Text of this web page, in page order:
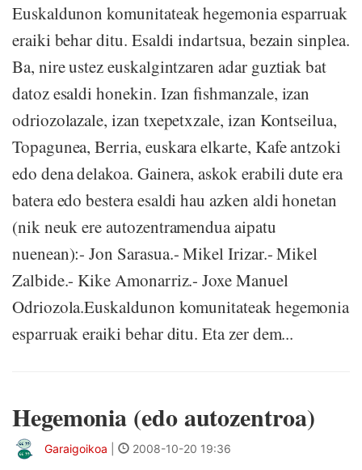
Euskaldunon komunitateak hegemonia esparruak
eraiki behar ditu. Esaldi indartsua, bezain sinplea.
Ba, nire ustez euskalgintzaren adar guztiak bat
datoz esaldi honekin. Izan fishmanzale, izan
odriozolazale, izan txepetxzale, izan Kontseilua,
Topagunea, Berria, euskara elkarte, Kafe antzoki
edo dena delakoa. Gainera, askok erabili dute era
batera edo bestera esaldi hau azken aldi honetan
(nik neuk ere autozentramendua aipatu
nuenean):- Jon Sarasua.- Mikel Irizar.- Mikel
Zalbide.- Kike Amonarriz.- Joxe Manuel
Odriozola.Euskaldunon komunitateak hegemonia
esparruak eraiki behar ditu. Eta zer dem...
Hegemonia (edo autozentroa)
Garaigoikoa 2008-10-20 19:36